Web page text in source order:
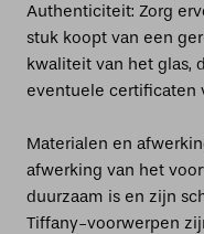
Authenticiteit: Zorg
stuk koopt van een
kwaliteit van het glas,
eventuele certificaten
Materialen en
afwerking van het
duurzaam is en zijn
Tiffany-voorwerpen